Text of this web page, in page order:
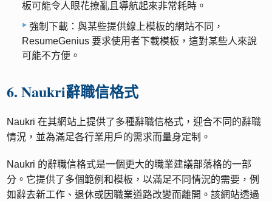
板可能令人眼花撩亂且導航起來非常耗時。
強制下載：與某些提供線上模板的網站不同，
ResumeGenius 要求使用者下載模板，這對某些人來說
可能不方便。
6. Naukri辭職信格式
Naukri 在其網站上提供了多種辭職信格式，迎合不同的辭職
情況，並為滿足各行業用戶的需求而量身定制。
Naukri 的辭職信格式是一個更大的職業建議部落格的一部
分。它提供了多個範例和模板，以滿足不同情況的需要，例
如辭去新工作、退休或因職業道路改變而離開。該網站透過